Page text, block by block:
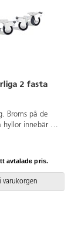
2 fasta
Broms på de
hyllor innebär en
användas.
inte barnen
avtalade pris.
varukorgen